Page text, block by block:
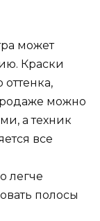
может
Краски
можно
а техник
все
легче
полосы